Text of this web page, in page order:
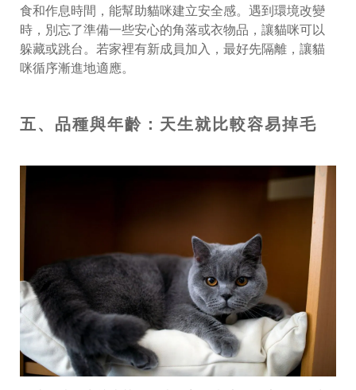
食和作息時間，能幫助貓咪建立安全感。遇到環境改變
時，別忘了準備一些安心的角落或衣物品，讓貓咪可以
躲藏或跳台。若家裡有新成員加入，最好先隔離，讓貓
咪循序漸進地適應。
五、品種與年齡：天生就比較容易掉毛